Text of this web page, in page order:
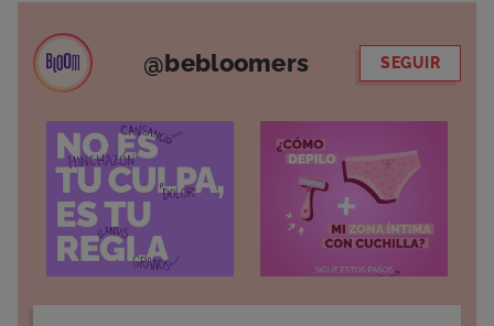
@bebloomers SEGUIR